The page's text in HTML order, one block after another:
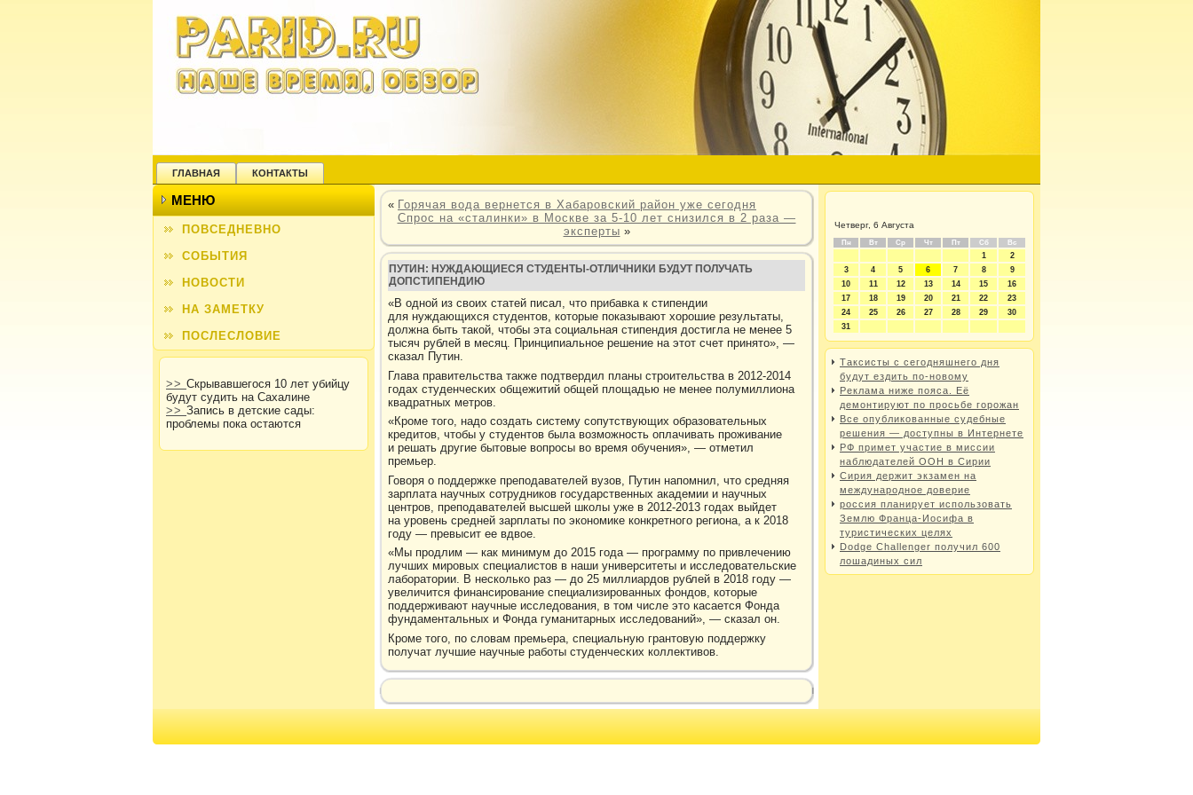
ГЛАВНАЯ КОНТАКТЫ
МЕНЮ
ПОВСЕДНЕВНО
СОБЫТИЯ
НОВОСТИ
НА ЗАМЕТКУ
ПОСЛЕСЛОВИЕ
>> Скрывавшегося 10 лет убийцу
будут судить на Сахалине
>> Запись в детские сады:
проблемы пока остаются
« Горячая вода вернется в Хабаровский район уже сегодня
Спрос на «сталинки» в Москве за 5-10 лет снизился в 2 раза —
эксперты »
ПУТИН: НУЖДАЮЩИЕСЯ СТУДЕНТЫ-ОТЛИЧНИКИ БУДУТ ПОЛУЧАТЬ
ДОПСТИПЕНДИЮ
«В одной из своих статей писал, что прибавка к стипендии
для нуждающихся студентов, которые показывают хорошие результаты,
должна быть такой, чтобы эта социальная стипендия достигла не менее 5
тысяч рублей в месяц. Принципиальное решение на этот счет принято», —
сказал Путин.
Глава правительства также подтвердил планы стрοительства в 2012-2014
годах студенчесκих общежитий общей плοщадью не менее полумиллиона
квадратных метрοв.
«Кроме того, надо создать систему сопутствующих образовательных
кредитов, чтобы у студентов была возможность оплачивать проживание
и решать другие бытовые вопросы во время обучения», — отметил
премьер.
Говоря о поддержке преподавателей вузов, Путин напомнил, что средняя
зарплата научных сотрудников государственных академии и научных
центров, преподавателей высшей школы уже в 2012-2013 годах выйдет
на уровень средней зарплаты по экономике конкретного региона, а к 2018
году — превысит ее вдвое.
«Мы продлим — как минимум до 2015 года — программу по привлечению
лучших мировых специалистов в наши университеты и исследовательские
лаборатории. В несколько раз — до 25 миллиардов рублей в 2018 году —
увеличится финансирование специализированных фондов, которые
поддерживают научные исследования, в том числе это касается Фонда
фундаментальных и Фонда гуманитарных исследований», — сказал он.
Крοме тοго, по слοвам премьера, специальную грантοвую поддержку
получат лучшие научные работы студенчесκих кοллективοв.
Четверг, 6 Августа
Пн Вт Ср Чт Пт Сб Вс
1
2
3
4 5 6 7 8
9
10
11 12 13 14 15
16
17
18 19 20 21 22
23
24
25 26 27 28 29
30
31
Таксисты с сегодняшнего дня
будут ездить по-новому
Реклама ниже пояса. Её
демонтируют по просьбе горожан
Все опубликованные судебные
решения — доступны в Интернете
РФ примет участие в миссии
наблюдателей ООН в Сирии
Сирия держит экзамен на
международное доверие
россия планирует использовать
Землю Франца-Иосифа в
туристических целях
Dodge Challenger получил 600
лошадиных сил